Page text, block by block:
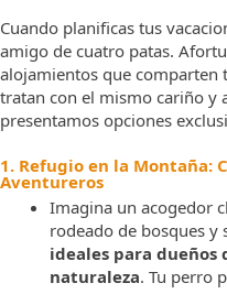
Cuando planificas tus
amigo de cuatro patas.
alojamientos que comparten
tratan con el mismo cariño y
presentamos opciones
1. Refugio en la Montaña:
Aventureros
Imagina un acogedor
rodeado de bosques y
ideales para dueños
naturaleza. Tu perro